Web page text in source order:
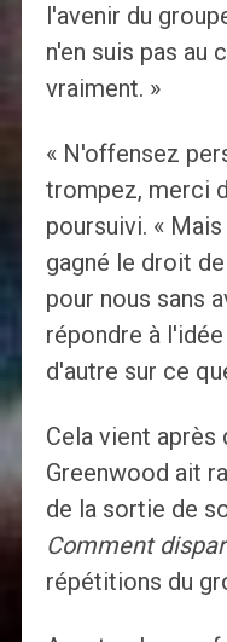
l'avenir du
n'en suis pas au
vraiment. »
« N'offensez
trompez, merci
poursuivi. «
gagné le droit
pour nous sans
répondre à
d'autre sur ce
Cela vient après
Greenwood ait
de la sortie de
Comment
répétitions du